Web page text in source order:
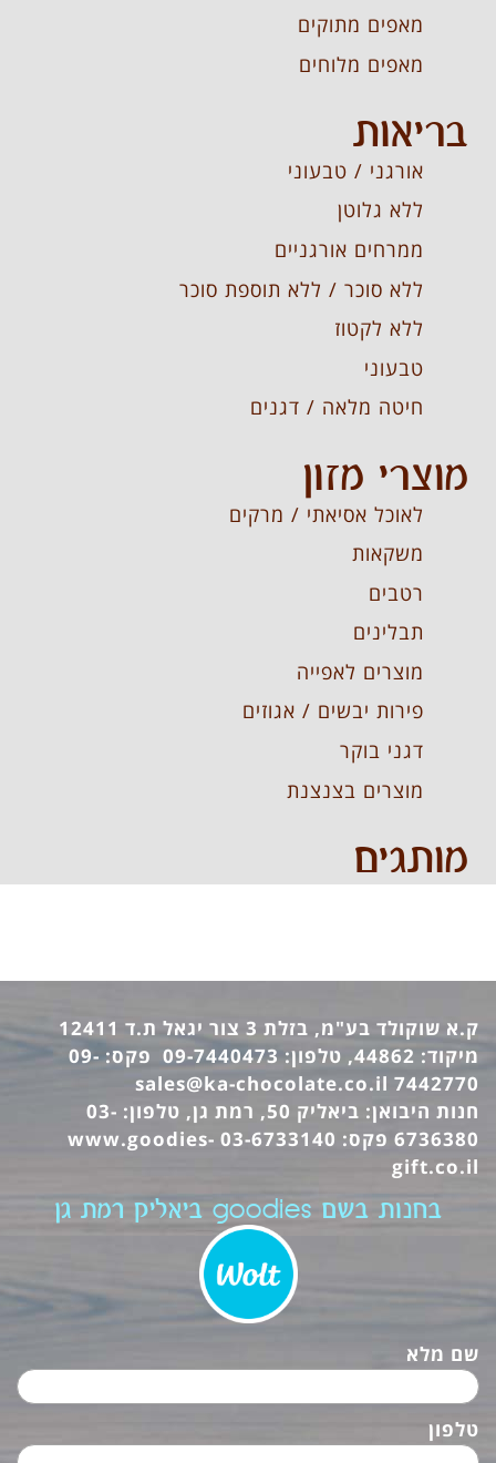
מאפים מתוקים
מאפים מלוחים
בריאות
אורגני / טבעוני
ללא גלוטן
ממרחים אורגניים
ללא סוכר / ללא תוספת סוכר
ללא לקטוז
טבעוני
חיטה מלאה / דגנים
מוצרי מזון
לאוכל אסיאתי / מרקים
משקאות
רטבים
תבלינים
מוצרים לאפייה
פירות יבשים / אגוזים
דגני בוקר
מוצרים בצנצנת
מותגים
ק.א שוקולד בע"מ, בזלת 3 צור יגאל ת.ד 12411
מיקוד: 44862, טלפון: 09-7440473 פקס: 09-
7442770
sales@ka-chocolate.co.il
חנות היבואן: ביאליק 50, רמת גן, טלפון: 03-
6736380 פקס: 03-6733140
www.goodies-
gift.co.il
בחנות בשם goodies ביאליק רמת גן
שם מלא
טלפון